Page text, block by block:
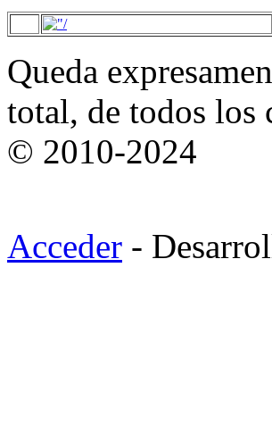
Queda
total, de todos los
© 2010-2024
Acceder -